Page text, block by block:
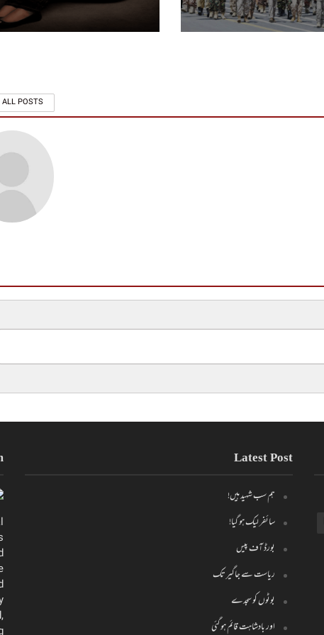
POSTS
Latest Post
ہم سب شہید ہیں!
سائفر لیک ہو گیا!
بورڈ آف پیس
ریاست سے جاگیر تک
بوٹوں کو سجدے
اور بادشاہت قائم ہو گئی